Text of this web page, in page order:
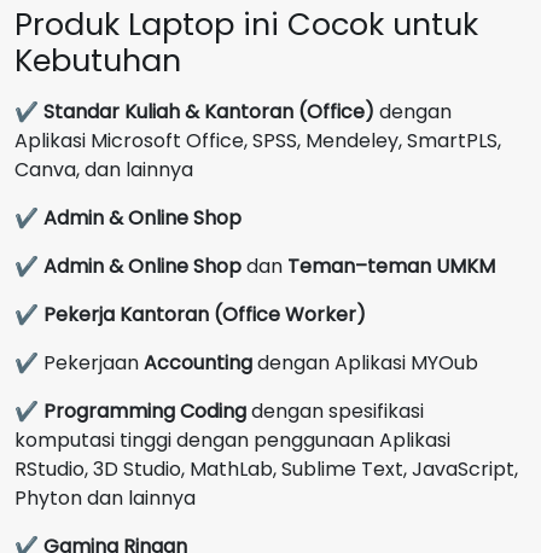
Produk Laptop ini Cocok untuk
Kebutuhan
✔ Standar Kuliah & Kantoran (Office) dengan
Aplikasi Microsoft Office, SPSS, Mendeley, SmartPLS,
Canva, dan lainnya
✔ Admin & Online Shop
✔ Admin & Online Shopdan Teman–teman UMKM
✔ Pekerja Kantoran (Office Worker)
✔ PekerjaanAccountingdengan Aplikasi MYOub
✔ Programming Codingdengan spesifikasi
komputasi tinggi dengan penggunaan Aplikasi
RStudio, 3D Studio, MathLab, Sublime Text, JavaScript,
Phyton dan lainnya
✔ Gaming Ringan